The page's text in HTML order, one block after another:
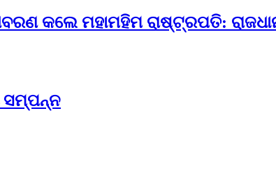
କଲେ ମହାମହିମ ରାଷ୍ଟ୍ରପତି:
ସମ୍ପନ୍ନ